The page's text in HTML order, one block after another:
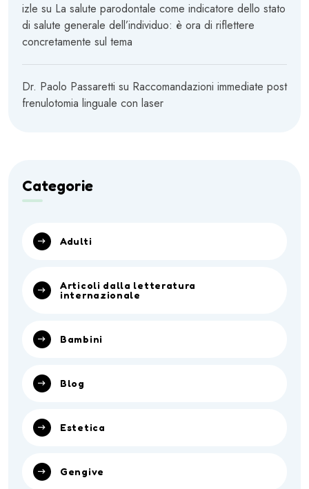
izle su La salute parodontale come indicatore dello stato
di salute generale dell’individuo: è ora di riflettere
concretamente sul tema
Dr. Paolo Passaretti su Raccomandazioni immediate post
frenulotomia linguale con laser
Categorie
Adulti
Articoli dalla letteratura
internazionale
Bambini
Blog
Estetica
Gengive